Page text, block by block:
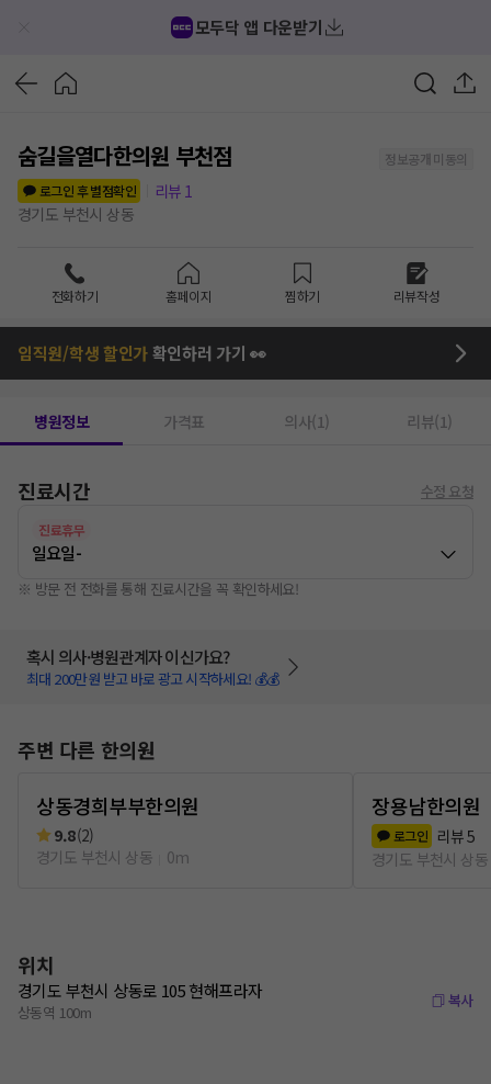
모두닥 앱 다운받기
숨길을열다한의원 부천점
정보공개 미동의
로그인 후 별점확인
리뷰 1
경기도 부천시 상동
전화하기 홈페이지 찜하기 리뷰작성
임직원/학생 할인가확인하러 가기 👀
병원정보 가격표 의사(1) 리뷰(1)
진료시간 수정 요청
진료휴무
일요일-
※ 방문 전 전화를 통해 진료시간을 꼭 확인하세요!
혹시 의사·병원관계자 이신가요?
최대 200만원 받고 바로 광고 시작하세요! 💰💰
주변 다른 한의원
상동경희부부한의원
9.8(2)
경기도 부천시 상동
0m
장용남한의원
로그인 리뷰5
경기도 부천시 상동
위치
경기도 부천시 상동로 105 현해프라자
상동역 100m
복사